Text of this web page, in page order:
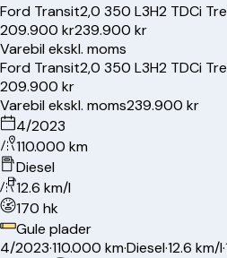
Ford Transit2,0 350 L3H2 TDCi
209.900 kr239.900 kr
Varebil ekskl. moms
Ford Transit2,0 350 L3H2 TDCi
209.900 kr
Varebil ekskl. moms239.900 kr
4/2023
110.000 km
Diesel
12.6 km/l
170 hk
Gule plader
4/2023·110.000 km·Diesel·12.6 km/l·